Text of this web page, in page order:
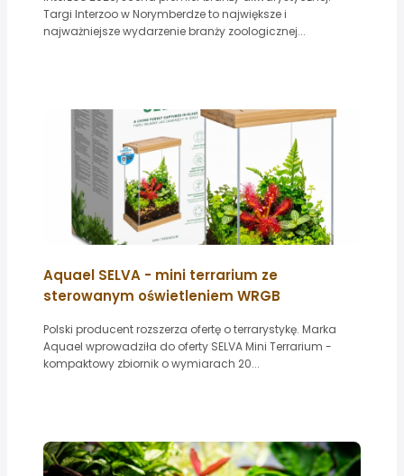
Targi Interzoo w Norymberdze to największe i
najważniejsze wydarzenie branży zoologicznej...
Aquael SELVA - mini terrarium ze
sterowanym oświetleniem WRGB
Polski producent rozszerza ofertę o terrarystykę. Marka
Aquael wprowadziła do oferty SELVA Mini Terrarium -
kompaktowy zbiornik o wymiarach 20...